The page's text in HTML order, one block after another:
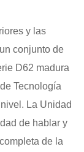
y las
conjunto de
D62 madura
Tecnología
La Unidad
de hablar y
de la